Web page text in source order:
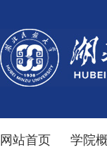
网站首页 学院